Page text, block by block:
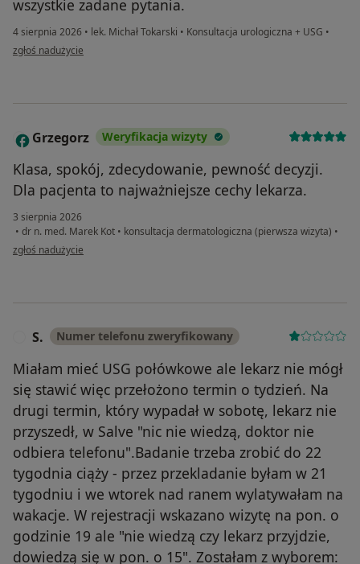
wszystkie zadane pytania.
4 sierpnia 2026 • lek. Michał Tokarski • Konsultacja urologiczna + USG •
w opinii użytkownika A.K.
zgłoś nadużycie
G Grzegorz Weryfikacja wizyty
Klasa, spokój, zdecydowanie, pewność decyzji.
Dla pacjenta to najważniejsze cechy lekarza.
3 sierpnia 2026
• dr n. med. Marek Kot • konsultacja dermatologiczna (pierwsza wizyta) •
w opinii użytkownika Grzegorz
zgłoś nadużycie
S. Numer telefonu zweryfikowany
Miałam mieć USG połówkowe ale lekarz nie mógł
się stawić więc przełożono termin o tydzień. Na
drugi termin, który wypadał w sobotę, lekarz nie
przyszedł, w Salve "nic nie wiedzą, doktor nie
odbiera telefonu".Badanie trzeba zrobić do 22
tygodnia ciąży - przez przekladanie byłam w 21
tygodniu i we wtorek nad ranem wylatywałam na
wakacje. W rejestracji wskazano wizytę na pon. o
godzinie 19 ale "nie wiedzą czy lekarz przyjdzie,
dowiedzą się w pon. o 15". Zostałam z wyborem: